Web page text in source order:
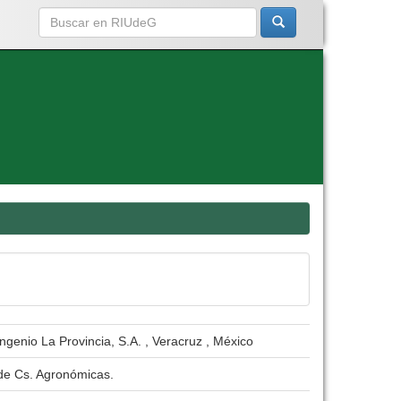
La Provincia, S.A. , Veracruz , México
Cs. Agronómicas.